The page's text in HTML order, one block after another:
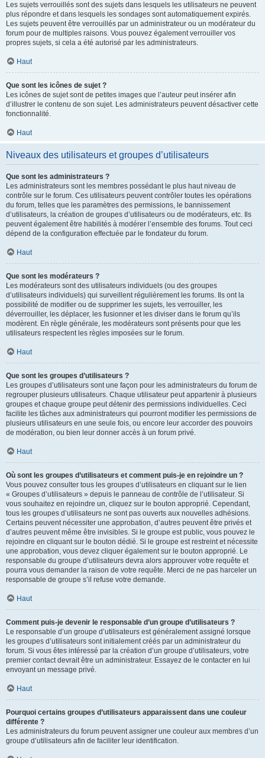
Les sujets verrouillés sont des sujets dans lesquels les utilisateurs ne peuvent
plus répondre et dans lesquels les sondages sont automatiquement expirés.
Les sujets peuvent être verrouillés par un administrateur ou un modérateur du
forum pour de multiples raisons. Vous pouvez également verrouiller vos
propres sujets, si cela a été autorisé par les administrateurs.
Haut
Que sont les icônes de sujet ?
Les icônes de sujet sont de petites images que l’auteur peut insérer afin
d’illustrer le contenu de son sujet. Les administrateurs peuvent désactiver cette
fonctionnalité.
Haut
Niveaux des utilisateurs et groupes d’utilisateurs
Que sont les administrateurs ?
Les administrateurs sont les membres possédant le plus haut niveau de
contrôle sur le forum. Ces utilisateurs peuvent contrôler toutes les opérations
du forum, telles que les paramètres des permissions, le bannissement
d’utilisateurs, la création de groupes d’utilisateurs ou de modérateurs, etc. Ils
peuvent également être habilités à modérer l’ensemble des forums. Tout ceci
dépend de la configuration effectuée par le fondateur du forum.
Haut
Que sont les modérateurs ?
Les modérateurs sont des utilisateurs individuels (ou des groupes
d’utilisateurs individuels) qui surveillent régulièrement les forums. Ils ont la
possibilité de modifier ou de supprimer les sujets, les verrouiller, les
déverrouiller, les déplacer, les fusionner et les diviser dans le forum qu’ils
modèrent. En règle générale, les modérateurs sont présents pour que les
utilisateurs respectent les règles imposées sur le forum.
Haut
Que sont les groupes d’utilisateurs ?
Les groupes d’utilisateurs sont une façon pour les administrateurs du forum de
regrouper plusieurs utilisateurs. Chaque utilisateur peut appartenir à plusieurs
groupes et chaque groupe peut détenir des permissions individuelles. Ceci
facilite les tâches aux administrateurs qui pourront modifier les permissions de
plusieurs utilisateurs en une seule fois, ou encore leur accorder des pouvoirs
de modération, ou bien leur donner accès à un forum privé.
Haut
Où sont les groupes d’utilisateurs et comment puis-je en rejoindre un ?
Vous pouvez consulter tous les groupes d’utilisateurs en cliquant sur le lien
« Groupes d’utilisateurs » depuis le panneau de contrôle de l’utilisateur. Si
vous souhaitez en rejoindre un, cliquez sur le bouton approprié. Cependant,
tous les groupes d’utilisateurs ne sont pas ouverts aux nouvelles adhésions.
Certains peuvent nécessiter une approbation, d’autres peuvent être privés et
d’autres peuvent même être invisibles. Si le groupe est public, vous pouvez le
rejoindre en cliquant sur le bouton dédié. Si le groupe est restreint et nécessite
une approbation, vous devez cliquer également sur le bouton approprié. Le
responsable du groupe d’utilisateurs devra alors approuver votre requête et
pourra vous demander la raison de votre requête. Merci de ne pas harceler un
responsable de groupe s’il refuse votre demande.
Haut
Comment puis-je devenir le responsable d’un groupe d’utilisateurs ?
Le responsable d’un groupe d’utilisateurs est généralement assigné lorsque
les groupes d’utilisateurs sont initialement créés par un administrateur du
forum. Si vous êtes intéressé par la création d’un groupe d’utilisateurs, votre
premier contact devrait être un administrateur. Essayez de le contacter en lui
envoyant un message privé.
Haut
Pourquoi certains groupes d’utilisateurs apparaissent dans une couleur
différente ?
Les administrateurs du forum peuvent assigner une couleur aux membres d’un
groupe d’utilisateurs afin de faciliter leur identification.